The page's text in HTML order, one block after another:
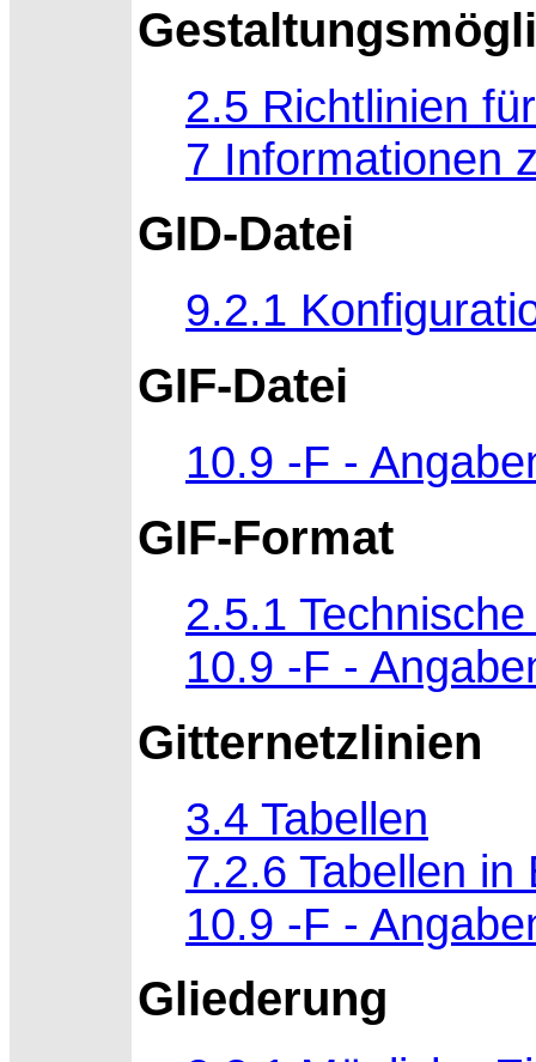
2.5 Richtlinien
7 Informationen
GID-Datei
9.2.1
GIF-Datei
10.9 -F -
GIF-Format
2.5.1
10.9 -F -
Gitternetzlinien
3.4 Tabellen
7.2.6 Tabellen in
10.9 -F -
Gliederung